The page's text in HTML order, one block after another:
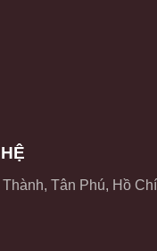
Tân Phú, Hồ Chí